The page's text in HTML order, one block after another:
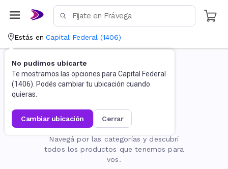
Estás en Capital Federal (1406)
No pudimos ubicarte
Te mostramos las opciones para Capital Federal
(1406). Podés cambiar tu ubicación cuando
quieras.
cambiar ubicación cerrar
La página no existe
Navegá por las categorías y descubrí
todos los productos que tenemos para
vos.